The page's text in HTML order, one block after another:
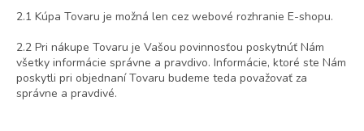
2.1 Kúpa Tovaru je možná len cez webové rozhranie E-shopu.
2.2 Pri nákupe Tovaru je Vašou povinnosťou poskytnúť Nám
všetky informácie správne a pravdivo. Informácie, ktoré ste Nám
poskytli pri objednaní Tovaru budeme teda považovať za
správne a pravdivé.